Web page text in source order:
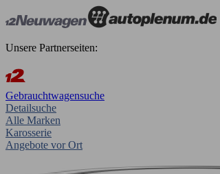
Unsere Partnerseiten:
Gebrauchtwagensuche
Detailsuche
Alle Marken
Karosserie
Angebote vor Ort